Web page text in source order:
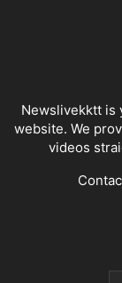
Newslivekktt is
website. We
videos